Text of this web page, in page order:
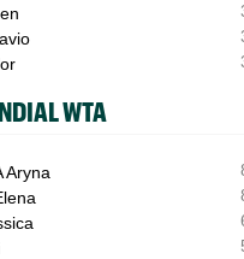
WTA
Aryna